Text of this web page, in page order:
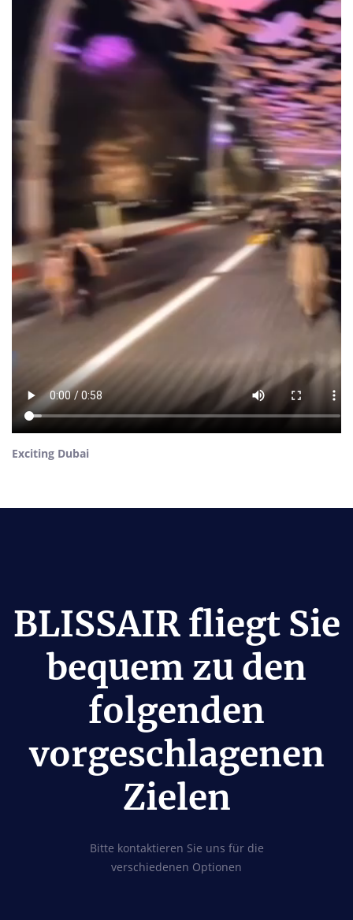
Exciting Dubai
BLISSAIR fliegt Sie
bequem zu den
folgenden
vorgeschlagenen
Zielen
Bitte kontaktieren Sie uns für die
verschiedenen Optionen